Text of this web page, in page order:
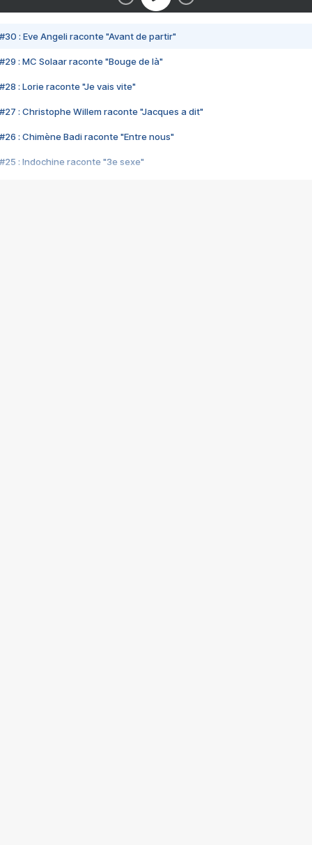
#30 : Eve Angeli raconte "Avant de partir"
#29 : MC Solaar raconte "Bouge de là"
#28 : Lorie raconte "Je vais vite"
#27 : Christophe Willem raconte "Jacques a dit"
#26 : Chimène Badi raconte "Entre nous"
#25 : Indochine raconte "3e sexe"